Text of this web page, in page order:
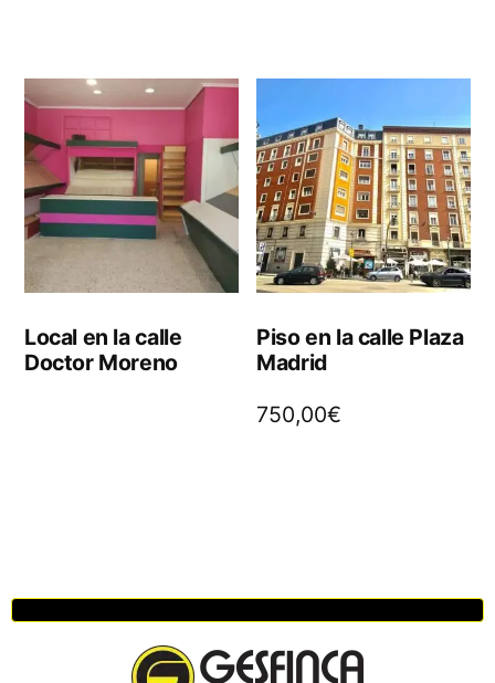
Local en la calle
Doctor Moreno
Piso en la calle Plaza
Madrid
750,00€